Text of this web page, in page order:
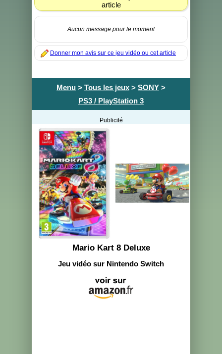
article
Aucun message pour le moment
Donner mon avis sur ce jeu vidéo ou cet article
Menu > Tous les jeux > SONY >
PS3 / PlayStation 3
Publicité
Mario Kart 8 Deluxe
Jeu vidéo sur Nintendo Switch